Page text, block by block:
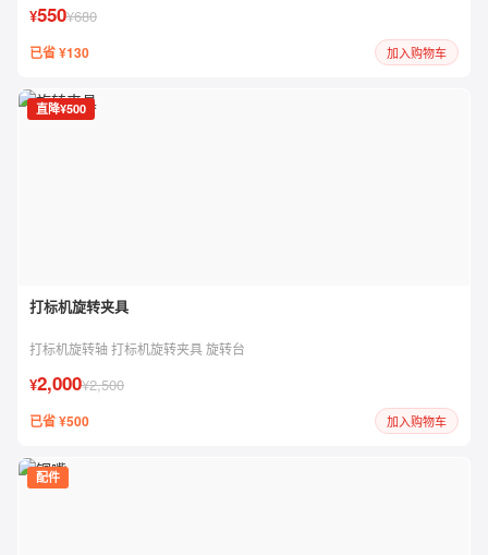
¥550¥680
已省 ¥130 加入购物车
直降¥500
打标机旋转夹具
打标机旋转轴 打标机旋转夹具 旋转台
¥2,000¥2,500
已省 ¥500 加入购物车
配件